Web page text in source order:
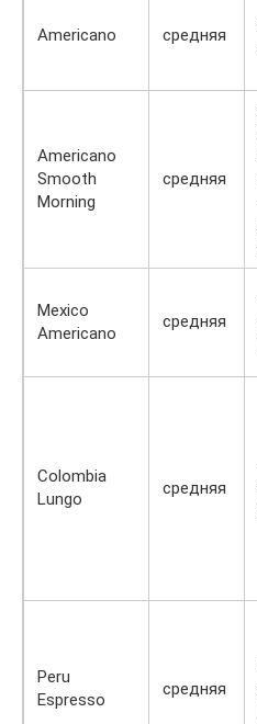
Americano средняя
Americano
Smooth
Morning
средняя
Mexico
Americano
средняя
Colombia
Lungo
средняя
Peru
Espresso
средняя